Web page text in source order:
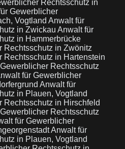
Rechtsschutz in
Gewerblicher
Vogtland Anwalt für
in Zwickau Anwalt für
in Hammerbrücke
Rechtsschutz in Zwönitz
Rechtsschutz in Hartenstein
Rechtsschutz
für Gewerblicher
Anwalt für
in Plauen, Vogtland
Rechtsschutz in Hirschfeld
Rechtsschutz
für Gewerblicher
Anwalt für
in Plauen, Vogtland